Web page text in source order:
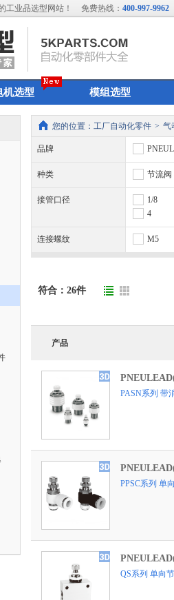
工业品选型网站！ 免费热线： 400-997-9962
机选型 模组选型
您的位置： 工厂自动化零件 > 气
品牌
种类 节流阀
接管口径
1/8
4
连接螺纹 M5
符合： 26件
产品
PASN系列 带
PPSC系列 单
QS系列 单向